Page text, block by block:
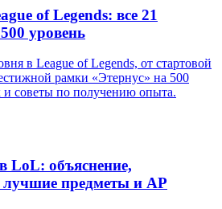
of Legends: все 21
уровень
в League of Legends, от стартовой
рамки «Этернус» на 500
советы по получению опыта.
LoL: объяснение,
предметы и AP